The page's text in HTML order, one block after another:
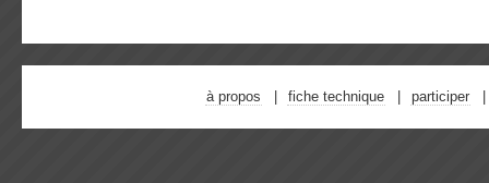
à propos fiche technique participer